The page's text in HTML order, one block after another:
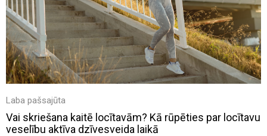
Laba pašsajūta
Vai skriešana kaitē locītavām? Kā rūpēties par locītavu
veselību aktīva dzīvesveida laikā